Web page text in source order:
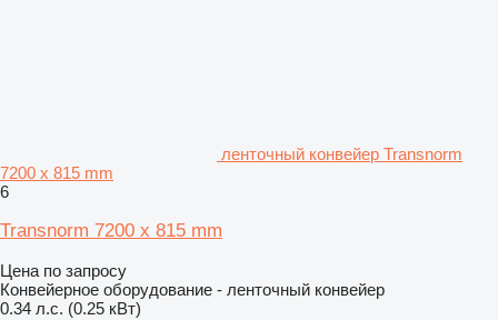
ленточный конвейер Transnorm
7200 x 815 mm
6
Transnorm 7200 x 815 mm
Цена по запросу
Конвейерное оборудование - ленточный конвейер
0.34 л.с. (0.25 кВт)